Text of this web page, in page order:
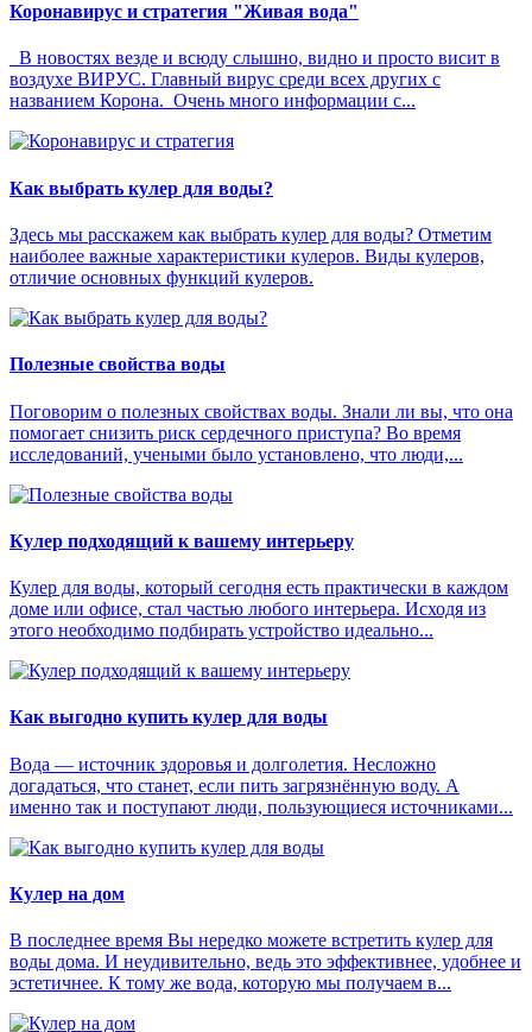
Коронавирус и стратегия "Живая вода"
В новостях везде и всюду слышно, видно и просто висит в
воздухе ВИРУС. Главный вирус среди всех других с
названием Корона. Очень много информации с...
Как выбрать кулер для воды?
Здесь мы расскажем как выбрать кулер для воды? Отметим
наиболее важные характеристики кулеров. Виды кулеров,
отличие основных функций кулеров.
Полезные свойства воды
Поговорим о полезных свойствах воды. Знали ли вы, что она
помогает снизить риск сердечного приступа? Во время
исследований, учеными было установлено, что люди,...
Кулер подходящий к вашему интерьеру
Кулер для воды, который сегодня есть практически в каждом
доме или офисе, стал частью любого интерьера. Исходя из
этого необходимо подбирать устройство идеально...
Как выгодно купить кулер для воды
Вода — источник здоровья и долголетия. Несложно
догадаться, что станет, если пить загрязнённую воду. А
именно так и поступают люди, пользующиеся источниками...
Кулер на дом
В последнее время Вы нередко можете встретить кулер для
воды дома. И неудивительно, ведь это эффективнее, удобнее и
эстетичнее. К тому же вода, которую мы получаем в...